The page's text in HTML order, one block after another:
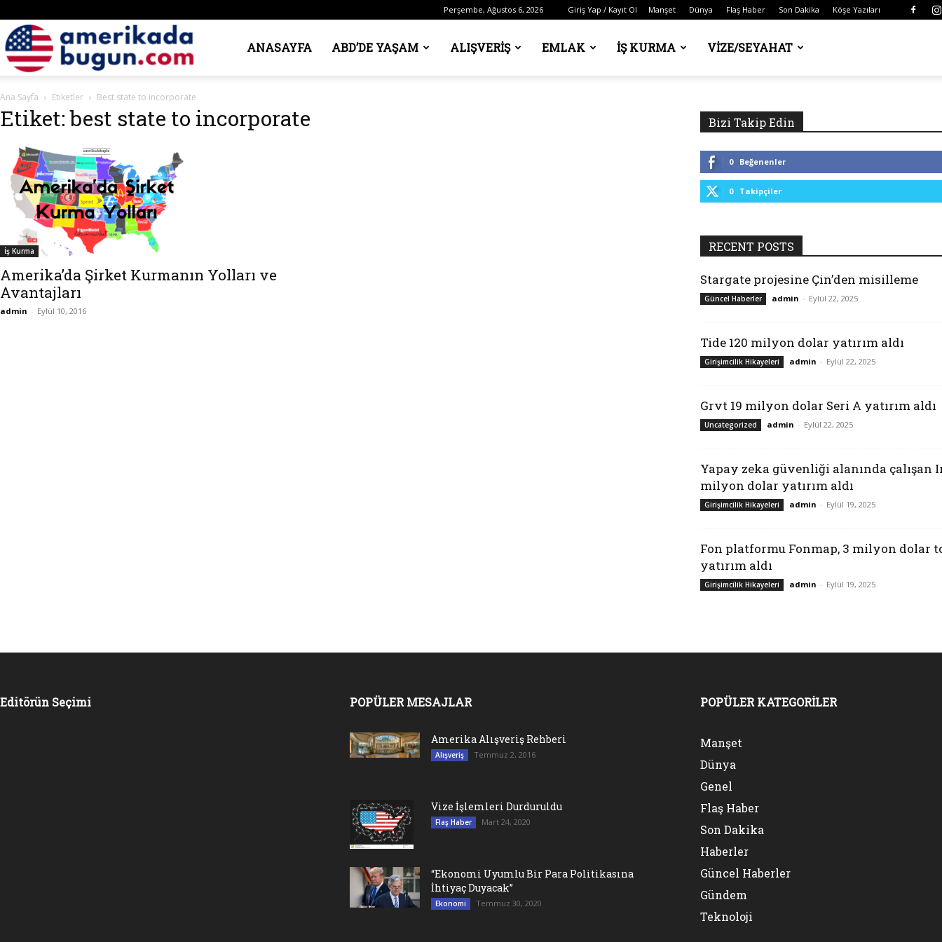
Perşembe, Ağustos 6, 2026 Giriş Yap / Kayıt Ol Manşet Dünya Flaş Haber Son Dakika Köşe Yazıları
Amerika’daANASAYFA ABD’DE YAŞAM ALIŞVERIŞ EMLAK İŞ KURMA VIZE/SEYAHAT
Ana Sayfa Etiketler Best state to incorporate
Etiket: best state to incorporate
İş Kurma
Amerika’da Şirket Kurmanın Yolları ve
Avantajları
admin - Eylül 10, 2016
Bizi Takip Edin
0 Beğenenler
0 Takipçiler
RECENT POSTS
Stargate projesine Çin’den misilleme
Güncel Haberler admin - Eylül 22, 2025
Tide 120 milyon dolar yatırım aldı
Girişimcilik Hikayeleri admin - Eylül 22, 2025
Grvt 19 milyon dolar Seri A yatırım aldı
Uncategorized admin - Eylül 22, 2025
Yapay zeka güvenliği alanında çalışan
milyon dolar yatırım aldı
Girişimcilik Hikayeleri admin - Eylül 19, 2025
Fon platformu Fonmap, 3 milyon dolar
yatırım aldı
Girişimcilik Hikayeleri admin - Eylül 19, 2025
Editörün Seçimi POPÜLER MESAJLAR
Amerika Alışveriş Rehberi
Alışveriş Temmuz 2, 2016
Vize İşlemleri Durduruldu
Flaş Haber Mart 24, 2020
“Ekonomi Uyumlu Bir Para Politikasına
İhtiyaç Duyacak”
Ekonomi Temmuz 30, 2020
POPÜLER KATEGORİLER
Manşet
Dünya
Genel
Flaş Haber
Son Dakika
Haberler
Güncel Haberler
Gündem
Teknoloji